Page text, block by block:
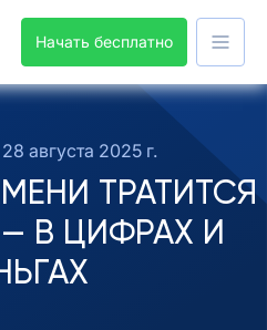
Начать бесплатно
28 августа 2025 г.
ТРАТИТСЯ
В ЦИФРАХ И